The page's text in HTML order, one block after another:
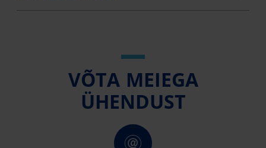
VÕTA MEIEGA
ÜHENDUST